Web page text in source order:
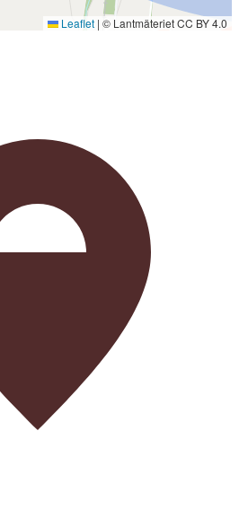
Leaflet | © Lantmäteriet CC BY 4.0